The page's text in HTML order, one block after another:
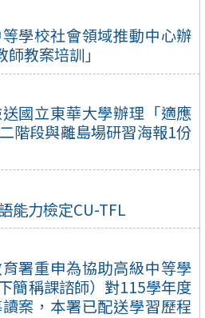
學校社會領域推動中心辦
教案培訓」
國立東華大學辦理「適應
階段與離島場研習海報1份
能力檢定CU-TFL
署重申為協助高級中等學
簡稱課諮師）對115學年度
案，本署已配送學習歷程